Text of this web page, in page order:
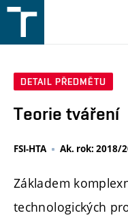
v
DETAIL PŘEDMĚTU
Teorie tváření
FSI-HTA Ak. rok: 2018/
Základem
technologických